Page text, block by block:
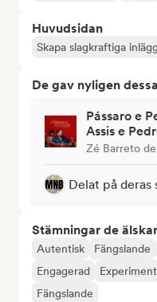
Huvudsidan
Skapa slagkraftiga
De gav nyligen
Pássaro e
Assis e
Zé Barreto de
Delat på deras
Stämningar de älskar
Autentisk Fängslande
Engagerad
Fängslande